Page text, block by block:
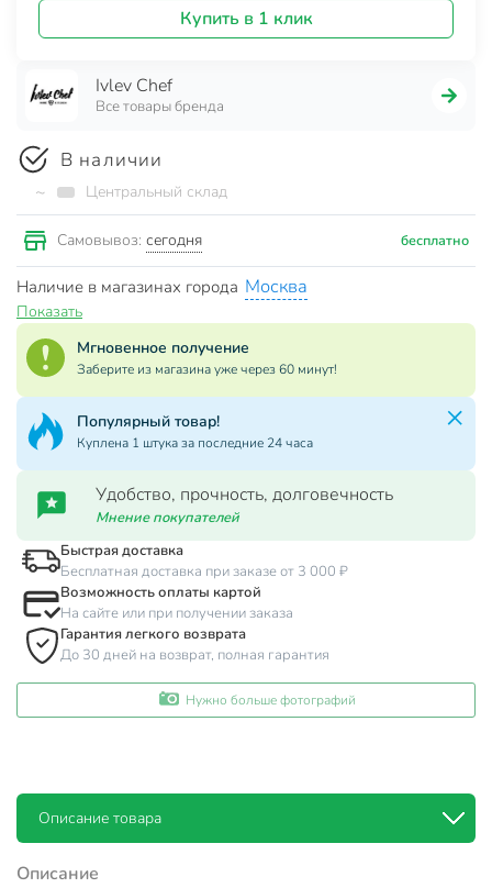
Купить в 1 клик
Ivlev Chef
Все товары бренда
В наличии
~ Центральный склад
Самовывоз: сегодня бесплатно
Наличие в магазинах города Москва
Показать
Мгновенное получение
Заберите из магазина уже через 60 минут!
Популярный товар!
Куплена 1 штука за последние 24 часа
Удобство, прочность, долговечность
Мнение покупателей
Быстрая доставка
Бесплатная доставка при заказе от 3 000 ₽
Возможность оплаты картой
На сайте или при получении заказа
Гарантия легкого возврата
До 30 дней на возврат, полная гарантия
Нужно больше фотографий
Описание товара
Описание